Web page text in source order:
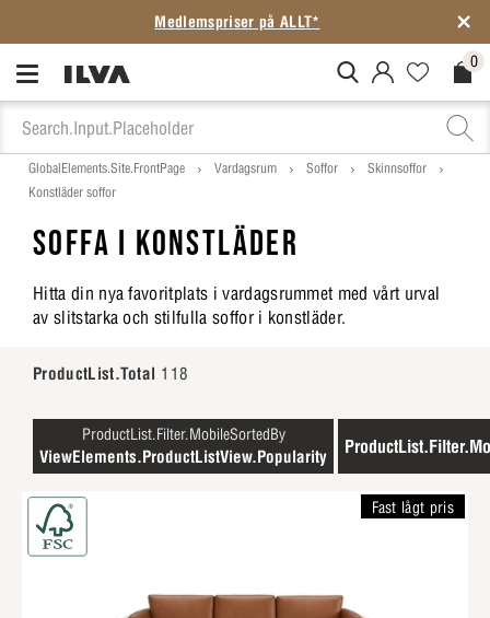
Medlemspriser på ALLT*
MitIlva.Login 0
GlobalElements.Site.FrontPage Vardagsrum Soffor
Skinnsoffor
Konstläder soffor
SOFFA I KONSTLÄDER
Hitta din nya favoritplats i vardagsrummet med vårt urval
av slitstarka och stilfulla soffor i konstläder.
ProductList.Total 118
ProductList.Filter.MobileSortedBy
ViewElements.ProductListView.Popularity
Fast lågt pris